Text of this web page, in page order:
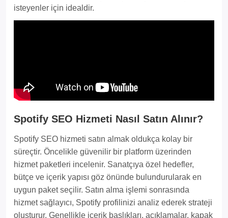
isteyenler için idealdir.
Spotify SEO Hizmeti Nasıl Satın Alınır?
Spotify SEO hizmeti satın almak oldukça kolay bir
süreçtir. Öncelikle güvenilir bir platform üzerinden
hizmet paketleri incelenir. Sanatçıya özel hedefler,
bütçe ve içerik yapısı göz önünde bulundurularak en
uygun paket seçilir. Satın alma işlemi sonrasında
hizmet sağlayıcı, Spotify profilinizi analiz ederek strateji
oluşturur. Genellikle içerik başlıkları, açıklamalar, kapak